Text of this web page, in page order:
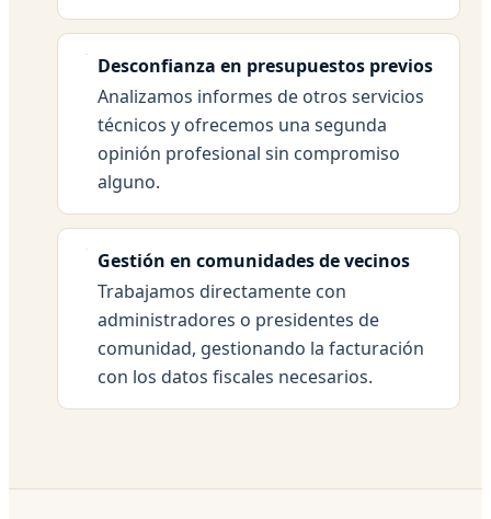
Desconfianza en presupuestos previos
Analizamos informes de otros servicios
técnicos y ofrecemos una segunda
opinión profesional sin compromiso
alguno.
Gestión en comunidades de vecinos
Trabajamos directamente con
administradores o presidentes de
comunidad, gestionando la facturación
con los datos fiscales necesarios.